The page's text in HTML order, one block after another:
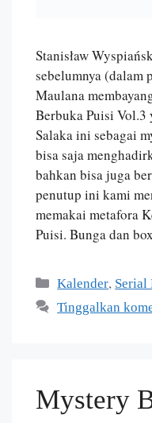
Stanisław
sebelumnya (dalam
Maulana
Berbuka Puisi
Salaka ini sebagai
bisa saja
bahkan bisa juga
penutup ini kami
memakai metafora
Puisi. Bunga dan
Kalender, Serial
Tinggalkan
Mystery